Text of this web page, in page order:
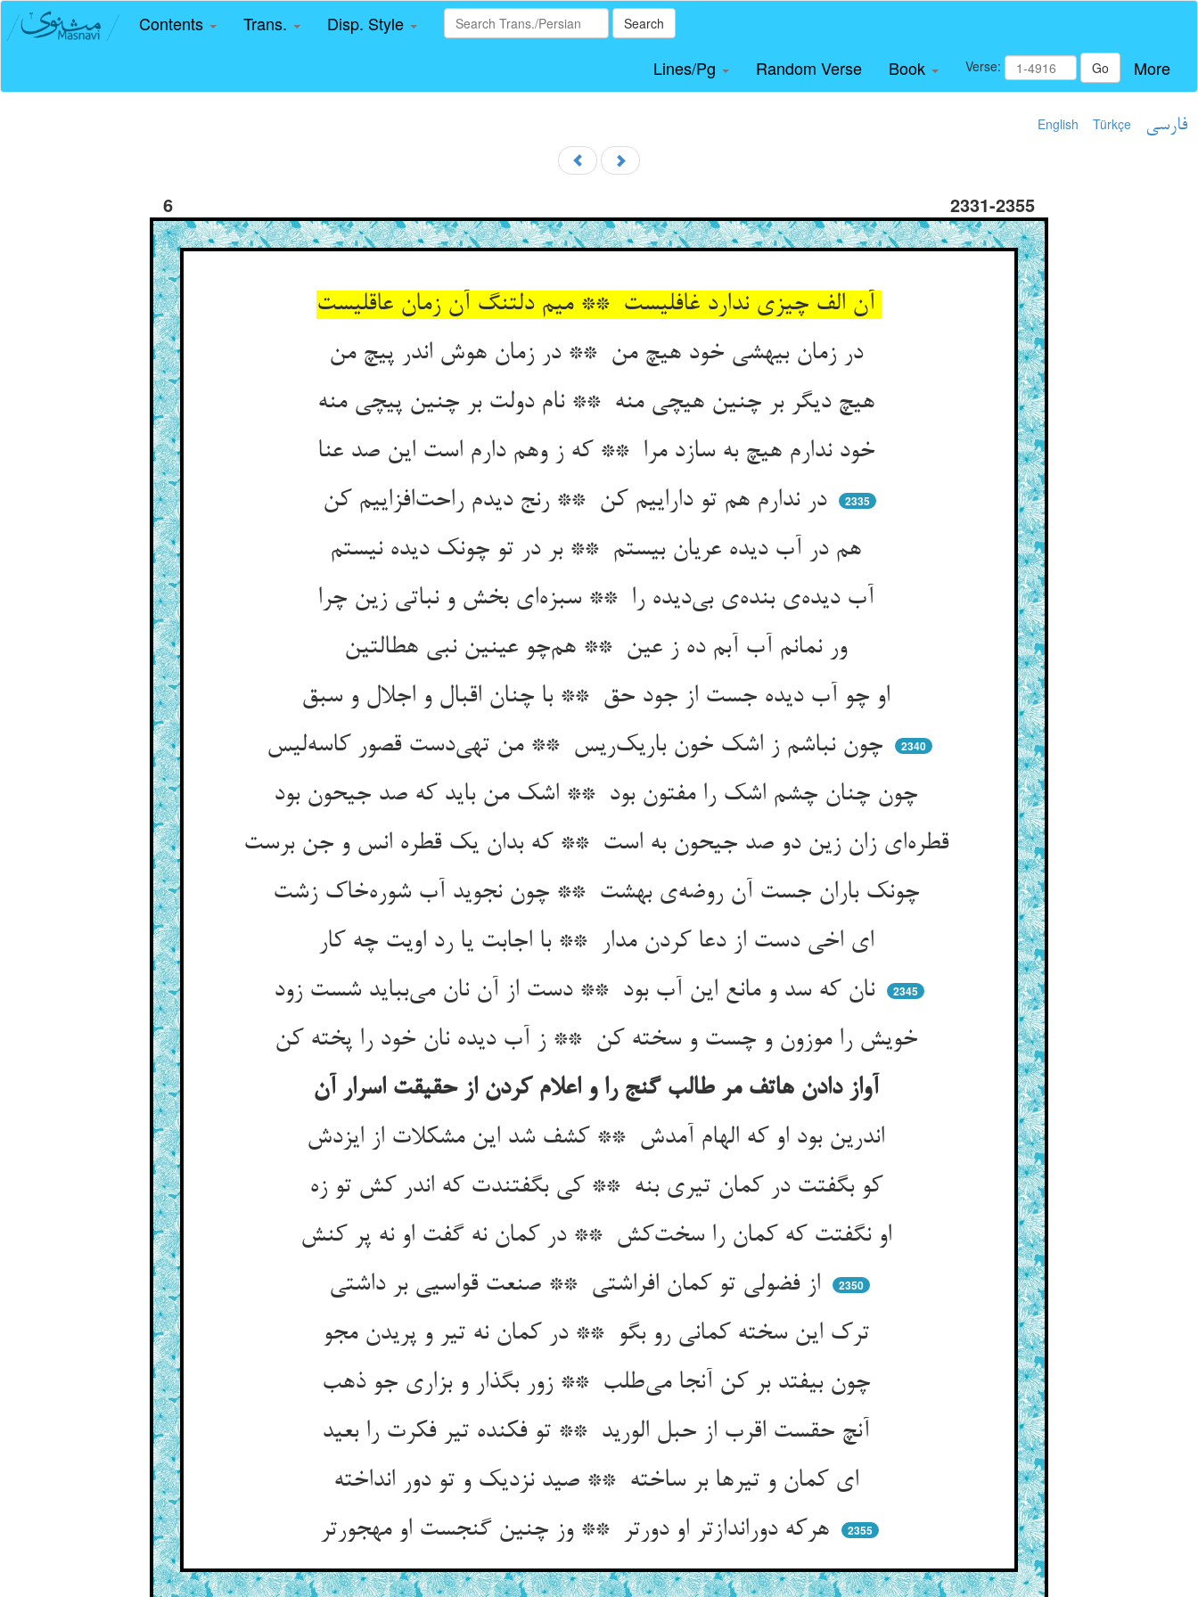
Contents Trans. Disp. Style Search
Lines/Pg Random Verse Book Verse: Go More
English Türkçe فارسی
6 2331-2355
در زمان بیهشی خود هیچ من ** در زمان هوش اندر پیچ من
هیچ دیگر بر چنین هیچی منه ** نام دولت بر چنین پیچی منه
خود ندارم هیچ به سازد مرا ** که ز وهم دارم است این صد عنا
در ندارم هم تو داراییم کن ** رنج دیدم راحت‌افزاییم کن
2335
ور نمانم آب آبم ده ز عین ** هم‌چو عینین نبی هطالتین
چون نباشم ز اشک خون باریک‌ریس ** من تهی‌دست قصور کاسه‌لیس
2340
قطره‌ای زان زین دو صد جیحون به است ** که بدان یک قطره انس و جن برست
چونک باران جست آن روضه‌ی بهشت ** چون نجوید آب شوره‌خاک زشت
ای اخی دست از دعا کردن مدار ** با اجابت یا رد اویت چه کار
نان که سد و مانع این آب بود ** دست از آن نان می‌بباید شست زود
2345
خویش را موزون و چست و سخته کن ** ز آب دیده نان خود را پخته کن
کو بگفتت در کمان تیری بنه ** کی بگفتندت که اندر کش تو زه
او نگفتت که کمان را سخت‌کش ** در کمان نه گفت او نه پر کنش
از فضولی تو کمان افراشتی ** صنعت قواسیی بر داشتی
2350
ترک این سخته کمانی رو بگو ** در کمان نه تیر و پریدن مجو
چون بیفتد بر کن آنجا می‌طلب ** زور بگذار و بزاری جو ذهب
ای کمان و تیرها بر ساخته ** صید نزدیک و تو دور انداخته
هرکه دوراندازتر او دورتر ** وز چنین گنجست او مهجورتر
2355